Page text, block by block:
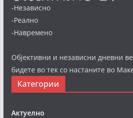
-Независно
-Реално
-Навремено
Објективни и независни дневни
бидете во тек со настаните во
Категории
Актуелно